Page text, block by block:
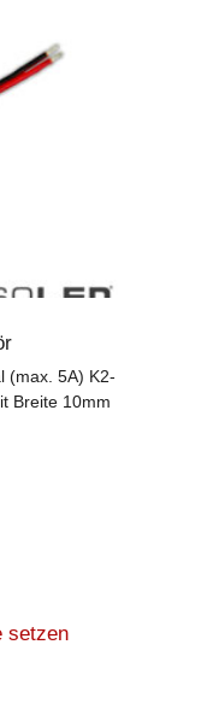
(max. 5A) K2-
Breite 10mm
setzen